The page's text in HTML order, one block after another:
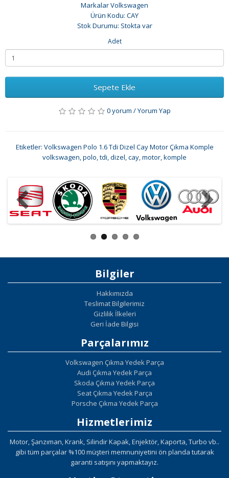
MarkalarVolkswagen
Ürün Kodu: CAY
Stok Durumu: Stokta var
Adet
Sepete Ekle
0 yorum /Yorum Yap
Etiketler: Volkswagen Polo 1.6 Tdi Dizel Cay Motor Çıkma Komple
volkswagen,polo,tdi,dizel,cay,motor,komple
Bilgiler
Hakkımızda
Teslimat Bilgilerimiz
Gizlilik İlkeleri
Geri İade Bilgisi
Parçalarımız
Volkswagen Çıkma Yedek Parça
Audi Çıkma Yedek Parça
Skoda Çıkma Yedek Parça
Seat Çıkma Yedek Parça
Porsche Çıkma Yedek Parça
Hizmetlerimiz
Motor, Şanzıman, Krank, Silindir Kapak, Enjektör, Kaporta, Turbo vb..
gibi tüm parçalar %100 müşteri memnuniyetini ön planda tutarak
garanti satışını yapmaktayız.